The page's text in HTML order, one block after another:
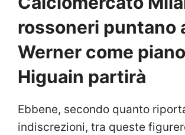
rossoneri puntano
Werner come
Higuain partirà
Ebbene, secondo quanto
indiscrezioni, tra queste